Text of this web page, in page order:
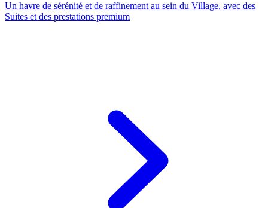
Un havre de sérénité et de raffinement au sein du Village, avec des
Suites et des prestations premium